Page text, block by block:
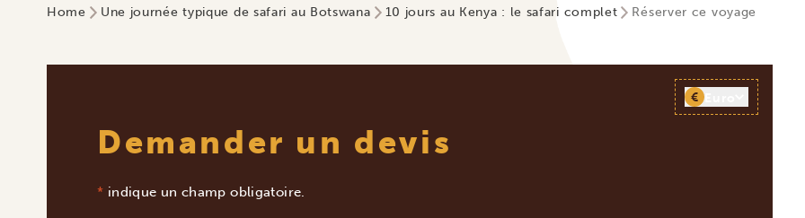
Home Une journée typique de safari au Botswana 10 jours au Kenya : le safari complet Réserver ce voyage
Demander un devis
€
* indique un champ obligatoire.